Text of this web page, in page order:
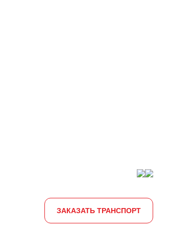
ЗАКАЗАТЬ ТРАНСПОРТ